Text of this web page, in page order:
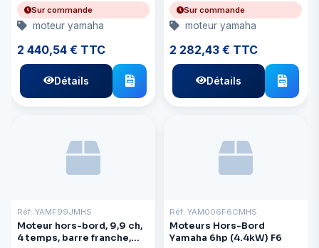
Sur commande
moteur yamaha
2 440,54 € TTC
Détails
Sur commande
moteur yamaha
2 282,43 € TTC
Détails
Réf: YAMF99JMHS
Moteur hors-bord, 9,9 ch,
4 temps, barre franche,
Réf: YAM006F6CMHS
Moteurs Hors-Bord
Yamaha 6hp (4.4kW) F6